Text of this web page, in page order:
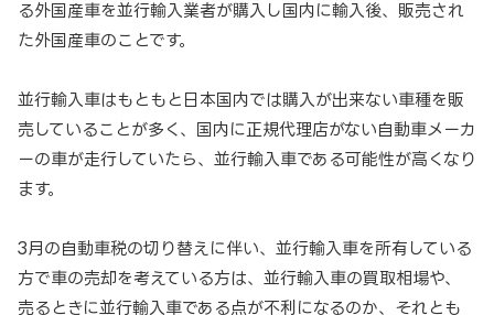
る外国産車を並行輸入業者が購入し国内に輸入後、販売され
た外国産車のことです。
並行輸入車はもともと日本国内では購入が出来ない車種を販
売していることが多く、国内に正規代理店がない自動車メーカ
ーの車が走行していたら、並行輸入車である可能性が高くなり
ます。
3月の自動車税の切り替えに伴い、並行輸入車を所有している
方で車の売却を考えている方は、並行輸入車の買取相場や、
売るときに並行輸入車である点が不利になるのか、それとも